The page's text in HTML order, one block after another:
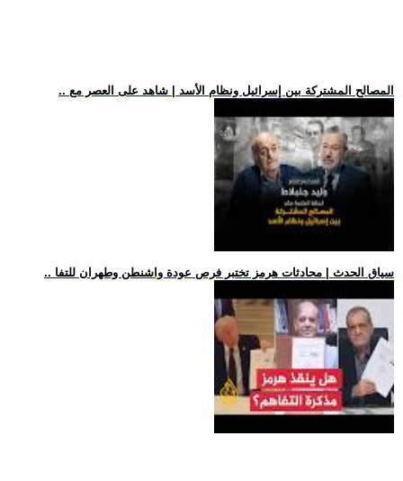
.. المصالح المشتركة بين إسرائيل ونظام الأسد | شاهد على العصر مع
.. سياق الحدث | محادثات هرمز تختبر فرص عودة واشنطن وطهران للتفا